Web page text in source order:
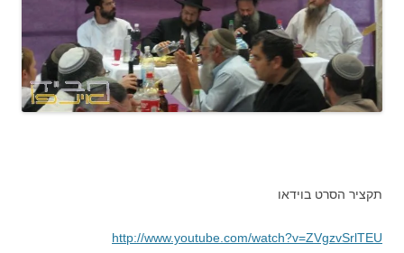
תקציר הסרט בוידאו
http://www.youtube.com/watch?v=ZVgzvSrlTEU